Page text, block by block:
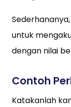
untuk
dengan nilai
Contoh
Katakanlah